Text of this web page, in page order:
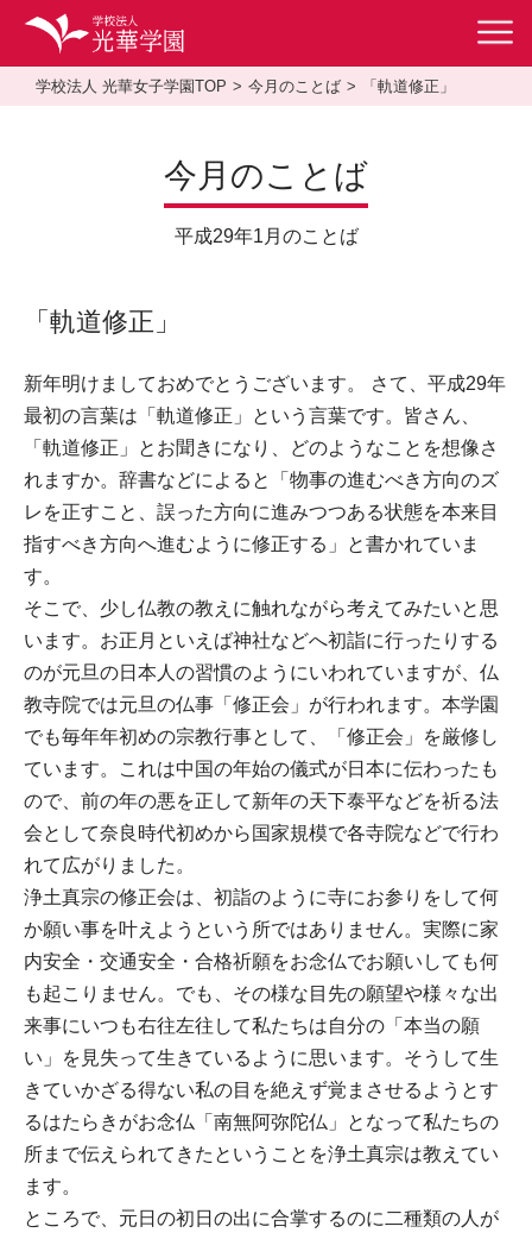
学校法人 光華女子学園TOP 今月のことば 「軌道修正」
今月のことば
平成29年1月のことば
「軌道修正」
新年明けましておめでとうございます。 さて、平成29年
最初の言葉は「軌道修正」という言葉です。皆さん、
「軌道修正」とお聞きになり、どのようなことを想像さ
れますか。辞書などによると「物事の進むべき方向のズ
レを正すこと、誤った方向に進みつつある状態を本来目
指すべき方向へ進むように修正する」と書かれていま
す。
そこで、少し仏教の教えに触れながら考えてみたいと思
います。お正月といえば神社などへ初詣に行ったりする
のが元旦の日本人の習慣のようにいわれていますが、仏
教寺院では元旦の仏事「修正会」が行われます。本学園
でも毎年年初めの宗教行事として、「修正会」を厳修し
ています。これは中国の年始の儀式が日本に伝わったも
ので、前の年の悪を正して新年の天下泰平などを祈る法
会として奈良時代初めから国家規模で各寺院などで行わ
れて広がりました。
浄土真宗の修正会は、初詣のように寺にお参りをして何
か願い事を叶えようという所ではありません。実際に家
内安全・交通安全・合格祈願をお念仏でお願いしても何
も起こりません。でも、その様な目先の願望や様々な出
来事にいつも右往左往して私たちは自分の「本当の願
い」を見失って生きているように思います。そうして生
きていかざる得ない私の目を絶えず覚まさせるようとす
るはたらきがお念仏「南無阿弥陀仏」となって私たちの
所まで伝えられてきたということを浄土真宗は教えてい
ます。
ところで、元日の初日の出に合掌するのに二種類の人が